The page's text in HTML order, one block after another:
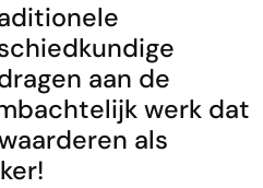
aan de
werk dat
als